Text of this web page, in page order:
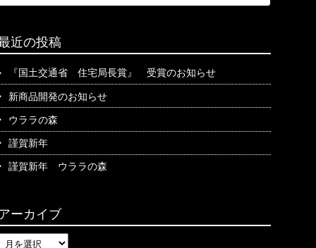
e
r
c
f
:
索
近の投稿
『国土交通省 住宅局長賞』 受賞のお知らせ
新商品開発のお知らせ
ウララの森
謹賀新年
謹賀新年 ウララの森
ーカイブ